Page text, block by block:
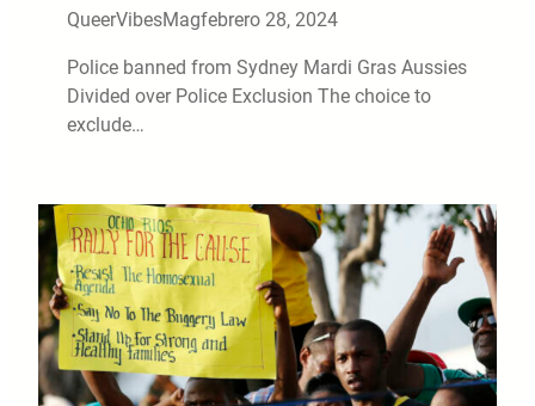
QueerVibesMagfebrero 28, 2024
Police banned from Sydney Mardi Gras Aussies
Divided over Police Exclusion The choice to
exclude…